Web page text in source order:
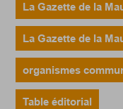
La Gazette de la
La Gazette de la
organismes
Table éditorial